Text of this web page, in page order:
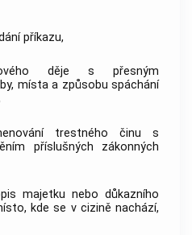
příkazu,
děje s přesným
místa a způsobu spáchání
trestného činu s
příslušných zákonných
majetku nebo důkazního
kde se v cizině nachází,